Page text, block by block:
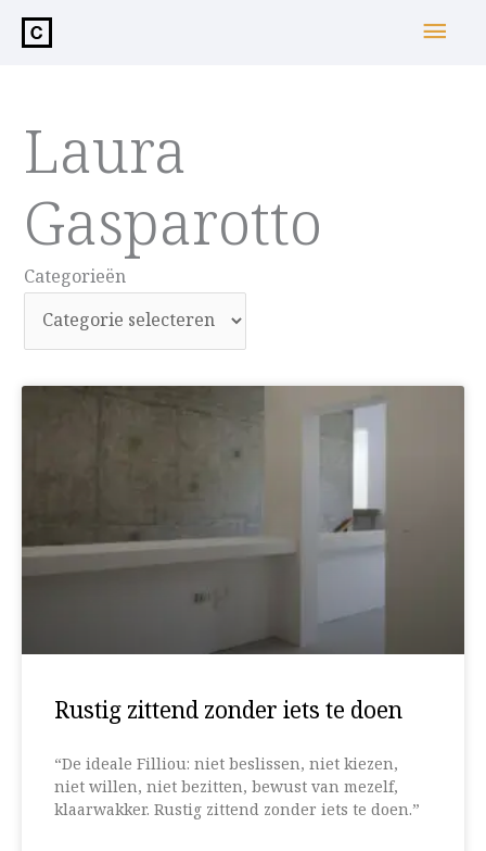
inhoud
Laura
Gasparotto
Categorieën
Categorieën
Rustig zittend zonder iets te doen
“De ideale Filliou: niet beslissen, niet kiezen,
niet willen, niet bezitten, bewust van mezelf,
klaarwakker. Rustig zittend zonder iets te doen.”